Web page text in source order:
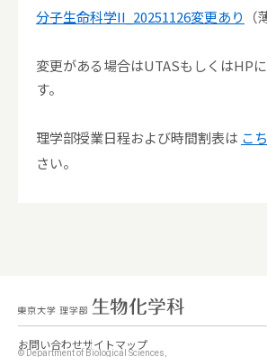
分子生命科学II_20251126変更あり
変更がある場合はUTASもしくはHP
す。
理学部授業日程および時間割表は こ
さい。
お問い合わせサイトマップ
© Department of Biological Sciences,